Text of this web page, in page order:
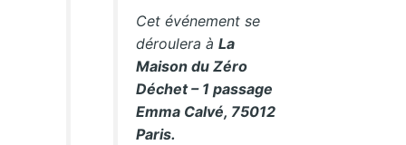
Cet événement se
déroulera à La
Maison du Zéro
Déchet – 1 passage
Emma Calvé, 75012
Paris.